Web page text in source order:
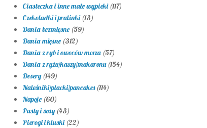
Ciasteczka i inne małe wypieki (117)
Czekoladki i pralinki (13)
Dania bezmięsne (59)
Dania mięsne (312)
Dania z ryb i owoców morza (57)
Dania z ryżu/kaszy/makaronu (154)
Desery (149)
Naleśniki/placki/pancakes (114)
Napoje (60)
Pasty i sosy (43)
Pierogi i kluski (22)